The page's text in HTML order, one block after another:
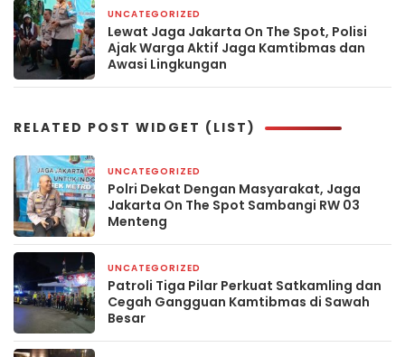
UNCATEGORIZED
Lewat Jaga Jakarta On The Spot, Polisi
Ajak Warga Aktif Jaga Kamtibmas dan
Awasi Lingkungan
RELATED POST WIDGET (LIST)
UNCATEGORIZED
Polri Dekat Dengan Masyarakat, Jaga
Jakarta On The Spot Sambangi RW 03
Menteng
UNCATEGORIZED
Patroli Tiga Pilar Perkuat Satkamling dan
Cegah Gangguan Kamtibmas di Sawah
Besar